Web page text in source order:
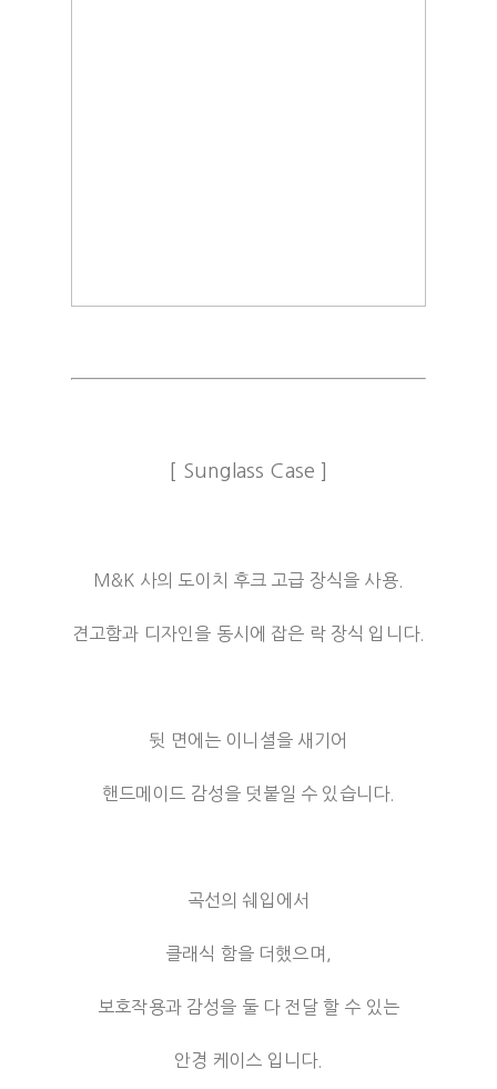
[ Sunglass Case ]
M&K 사의 도이치 후크 고급 장식을 사용.
견고함과 디자인을 동시에 잡은 락 장식 입니다.
뒷 면에는 이니셜을 새기어
핸드메이드 감성을 덧붙일 수 있습니다.
곡선의 쉐입에서
클래식 함을 더했으며,
보호작용과 감성을 둘 다 전달 할 수 있는
안경 케이스 입니다.